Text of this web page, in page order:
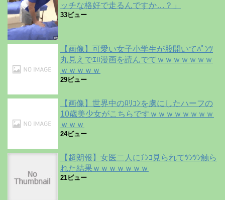
ッチな格好で走るんですか…？」
33ビュー
【画像】可愛い女子小学生が股開いてﾊﾟﾝﾂ
丸見えでｴﾛ漫画を読んでてｗｗｗｗｗｗｗ
ｗｗｗｗｗ
29ビュー
【画像】世界中のﾛﾘｺﾝを虜にしたハーフの
10歳美少女がこちらですｗｗｗｗｗｗｗｗ
ｗｗｗ
24ビュー
【超朗報】女医二人にﾁﾝｺ見られてﾂﾝﾂﾝ触ら
れた結果ｗｗｗｗｗｗｗ
21ビュー